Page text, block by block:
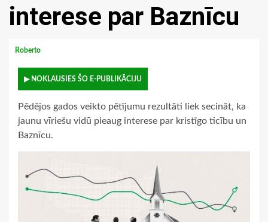
interese par Baznīcu
Roberto
▶ NOKLAUSIES ŠO E-PUBLIKĀCIJU
Pēdējos gados veikto pētījumu rezultāti liek secināt, ka
jaunu vīriešu vidū pieaug interese par kristīgo ticību un
Baznīcu.